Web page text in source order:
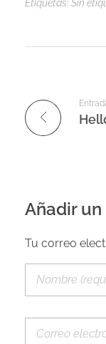
Etiquetas: Sin
Añadir
Tu correo